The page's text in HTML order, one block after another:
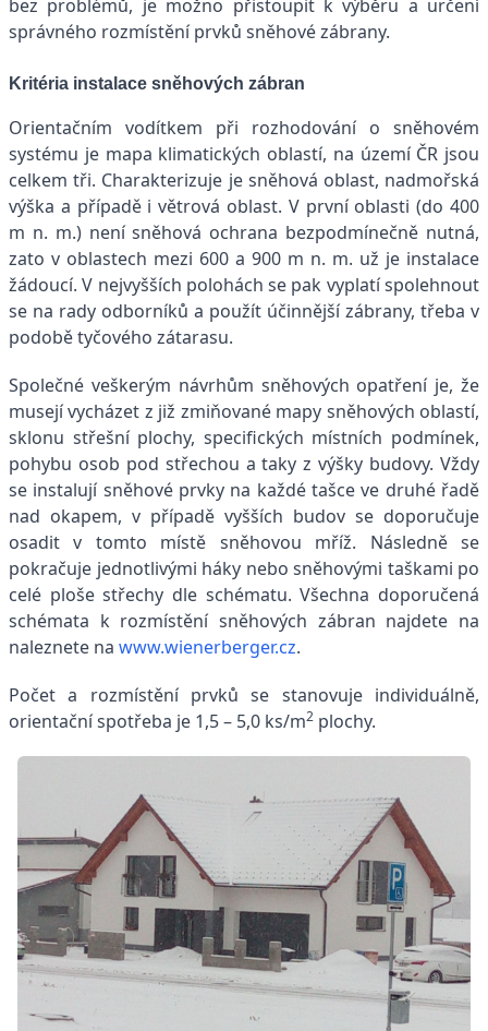
bez problémů, je možno přistoupit k výběru a určení
správného rozmístění prvků sněhové zábrany.
Kritéria instalace sněhových zábran
Orientačním vodítkem při rozhodování o sněhovém
systému je mapa klimatických oblastí, na území ČR jsou
celkem tři. Charakterizuje je sněhová oblast, nadmořská
výška a případě i větrová oblast. V první oblasti (do 400
m n. m.) není sněhová ochrana bezpodmínečně nutná,
zato v oblastech mezi 600 a 900 m n. m. už je instalace
žádoucí. V nejvyšších polohách se pak vyplatí spolehnout
se na rady odborníků a použít účinnější zábrany, třeba v
podobě tyčového zátarasu.
Společné veškerým návrhům sněhových opatření je, že
musejí vycházet z již zmiňované mapy sněhových oblastí,
sklonu střešní plochy, specifických místních podmínek,
pohybu osob pod střechou a taky z výšky budovy. Vždy
se instalují sněhové prvky na každé tašce ve druhé řadě
nad okapem, v případě vyšších budov se doporučuje
osadit v tomto místě sněhovou mříž. Následně se
pokračuje jednotlivými háky nebo sněhovými taškami po
celé ploše střechy dle schématu. Všechna doporučená
schémata k rozmístění sněhových zábran najdete na
naleznete na www.wienerberger.cz.
Počet a rozmístění prvků se stanovuje individuálně,
orientační spotřeba je 1,5 – 5,0 ks/m2 plochy.